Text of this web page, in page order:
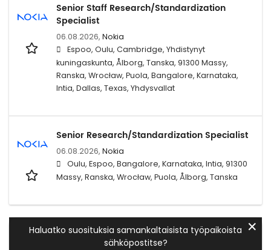
Senior Staff Research/Standardization
Specialist
06.08.2026, Nokia
Espoo, Oulu, Cambridge, Yhdistynyt
kuningaskunta, Ålborg, Tanska, 91300 Massy,
Ranska, Wrocław, Puola, Bangalore, Karnataka,
Intia, Dallas, Texas, Yhdysvallat
Senior Research/Standardization Specialist
06.08.2026, Nokia
Oulu, Espoo, Bangalore, Karnataka, Intia, 91300
Massy, Ranska, Wrocław, Puola, Ålborg, Tanska
Haluatko suosituksia samankaltaisista työpaikoista
sähköpostitse?
✕